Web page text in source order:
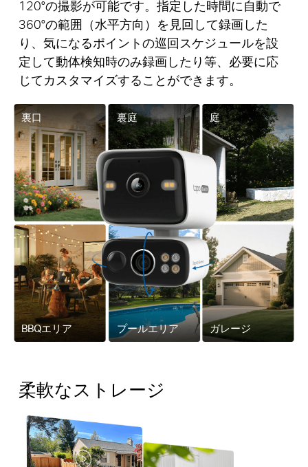
120°の撮影が可能です。指定した時間に自動で
360°の範囲（水平方向）を見回して録画した
り、気になるポイントの巡回スケジュールを設
定して動体検知時のみ録画したり等、必要に応
じてカスタマイズすることができます。
裏口 裏庭 庭
BBQエリア プールエリア ガレージ
柔軟なストレージ